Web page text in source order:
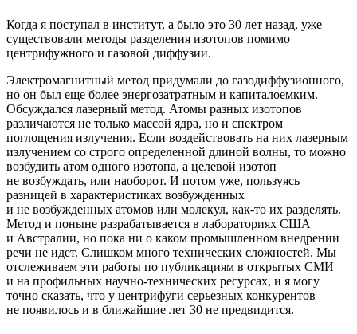
Когда я поступал в институт, а было это 30 лет назад, уже
существовали методы разделения изотопов помимо
центрифужного и газовой диффузии.
Электромагнитный метод придумали до газодиффузионного,
но он был еще более энергозатратным и капиталоемким.
Обсуждался лазерный метод. Атомы разных изотопов
различаются не только массой ядра, но и спектром
поглощения излучения. Если воздействовать на них лазерным
излучением со строго определенной длиной волны, то можно
возбудить атом одного изотопа, а целевой изотоп
не возбуждать, или наоборот. И потом уже, пользуясь
разницей в характеристиках возбужденных
и не возбужденных атомов или молекул, ­как-то их разделять.
Метод и поныне разрабатывается в лабораториях США
и Австралии, но пока ни о каком промышленном внедрении
речи не идет. Слишком много технических сложностей. Мы
отслеживаем эти работы по публикациям в открытых СМИ
и на профильных научно-­технических ресурсах, и я могу
точно сказать, что у центрифуги серьезных конкурентов
не появилось и в ближайшие лет 30 не предвидится.